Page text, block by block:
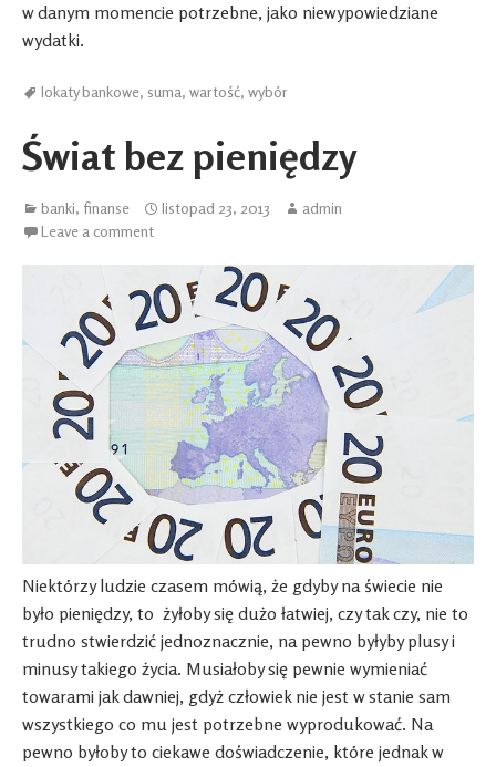
w danym momencie potrzebne, jako niewypowiedziane
wydatki.
lokaty bankowe, suma, wartość, wybór
Świat bez pieniędzy
banki, finanse listopad 23, 2013
admin
Leave a comment
Niektórzy ludzie czasem mówią, że gdyby na świecie nie
było pieniędzy, to żyłoby się dużo łatwiej, czy tak czy, nie to
trudno stwierdzić jednoznacznie, na pewno byłyby plusy i
minusy takiego życia. Musiałoby się pewnie wymieniać
towarami jak dawniej, gdyż człowiek nie jest w stanie sam
wszystkiego co mu jest potrzebne wyprodukować. Na
pewno byłoby to ciekawe doświadczenie, które jednak w